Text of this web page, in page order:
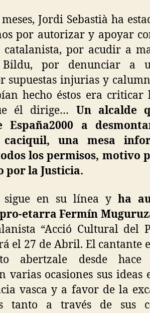
Jordi Sebastià ha
por autorizar y apoyar
por acudir a
por denunciar a
supuestas injurias y
hecho éstos era criticar
él dirige… Un alcalde
a
una mesa
los permisos, motivo
por la Justicia.
sigue en su línea y ha
etarra Fermín
“Acció Cultural del
el 27 de Abril. El cantante
abertzale desde
varias ocasiones sus ideas
vasca y a favor de la
tanto a través de sus